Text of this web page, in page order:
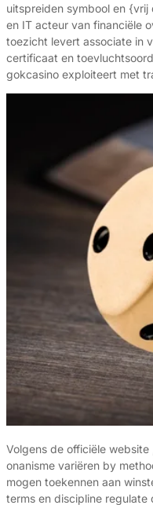
uitspreiden symbool en
en IT acteur van financiële
toezicht levert associate in
certificaat en
gokcasino exploiteert met
Volgens de officiële
onanisme variëren by
mogen toekennen aan
terms en discipline